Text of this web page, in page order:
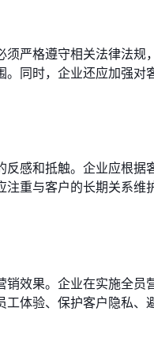
严格遵守相关法律法规
同时，企业还应加强对
感和抵触。企业应根据
重与客户的长期关系维
效果。企业在实施全员
体验、保护客户隐私、